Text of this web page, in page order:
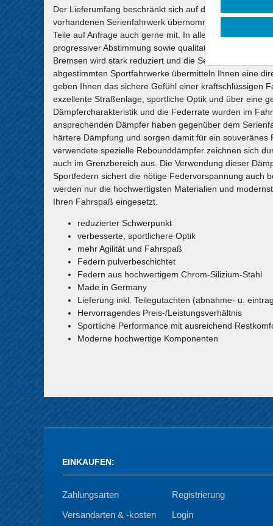
Der Lieferumfang beschränkt sich auf die Federn und
vorhandenen Serienfahrwerk übernommen werden,
Teile auf Anfrage auch gerne mit. In allen
progressiver Abstimmung sowie qualitativ hochwertige
Bremsen wird stark reduziert und die Seitenneigungen
abgestimmten Sportfahrwerke übermitteln Ihnen eine
geben Ihnen das sichere Gefühl einer kraftschlüssigen
exzellente Straßenlage, sportliche Optik und über eine
Dämpfercharakteristik und die Federrate wurden im
ansprechenden Dämpfer haben gegenüber dem
härtere Dämpfung und sorgen damit für ein souveränes
verwendete spezielle Rebounddämpfer zeichnen sich
auch im Grenzbereich aus. Die Verwendung dieser
Sportfedern sichert die nötige Federvorspannung auch
werden nur die hochwertigsten Materialien und
Ihren Fahrspaß eingesetzt.
reduzierter Schwerpunkt
verbesserte, sportlichere Optik
mehr Agilität und Fahrspaß
Federn pulverbeschichtet
Federn aus hochwertigem Chrom-Silizium-Stahl
Made in Germany
Lieferung inkl. Teilegutachten (abnahme- u.
Hervorragendes Preis-/Leistungsverhältnis
Sportliche Performance mit ausreichend
Moderne hochwertige Komponenten
EINKAUFEN:
Zahlungsarten
Versandarten & -kosten
Registrierung
Login